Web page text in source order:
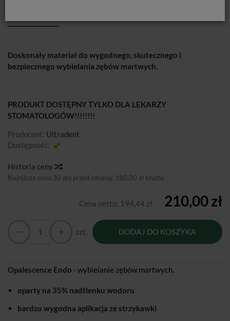
Doskonały materiał do wygodnego, skutecznego i
bezpiecznego wybielania zębów martwych.
PRODUKT DOSTĘPNY TYLKO DLA LEKARZY
STOMATOLOGÓW!!!!!!!!
Producent: Ultradent
Dostępność:
Historia ceny
Najniższa cena 30 dni przed zmianą: 180,00 zł brutto
Cena netto: 194,44 zł 210,00 zł
szt. DODAJ DO KOSZYKA
Opalescence Endo - wybielanie zębów martwych.
oparty na 35% nadtlenku wodoru
bardzo wygodna aplikacja ze strzykawki